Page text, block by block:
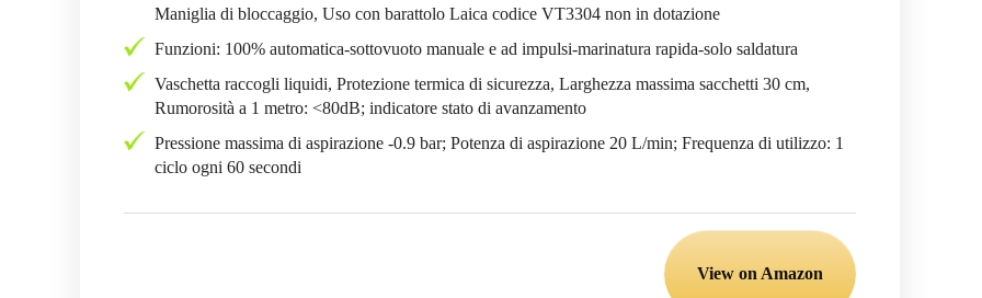
Maniglia di bloccaggio, Uso con barattolo Laica codice VT3304 non in dotazione
Funzioni: 100% automatica-sottovuoto manuale e ad impulsi-marinatura rapida-solo saldatura
Vaschetta raccogli liquidi, Protezione termica di sicurezza, Larghezza massima sacchetti 30 cm,
Rumorosità a 1 metro: <80dB; indicatore stato di avanzamento
Pressione massima di aspirazione -0.9 bar; Potenza di aspirazione 20 L/min; Frequenza di utilizzo: 1
ciclo ogni 60 secondi
View on Amazon